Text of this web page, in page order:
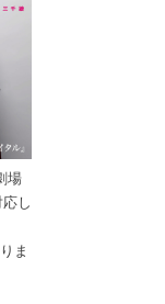
場
し
ま